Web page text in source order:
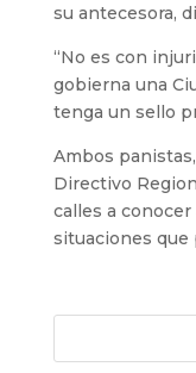
su antecesora,
“No es con
gobierna una
tenga un sello
Ambos
Directivo
calles a
situaciones que